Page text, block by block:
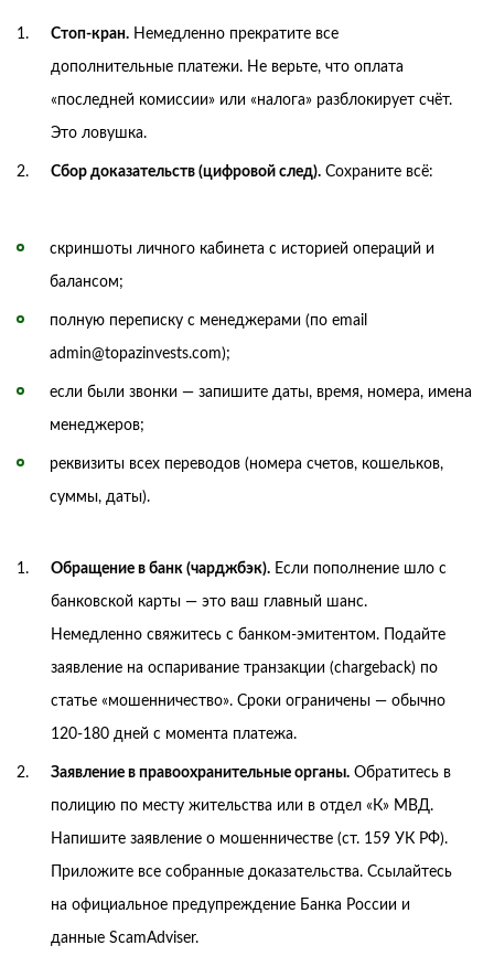
Стоп-кран. Немедленно прекратите все
дополнительные платежи. Не верьте, что оплата
«последней комиссии» или «налога» разблокирует счёт.
Это ловушка.
Сбор доказательств (цифровой след). Сохраните всё:
скриншоты личного кабинета с историей операций и
балансом;
полную переписку с менеджерами (по email
admin@topazinvests.com);
если были звонки — запишите даты, время, номера, имена
менеджеров;
реквизиты всех переводов (номера счетов, кошельков,
суммы, даты).
Обращение в банк (чарджбэк). Если пополнение шло с
банковской карты — это ваш главный шанс.
Немедленно свяжитесь с банком-эмитентом. Подайте
заявление на оспаривание транзакции (chargeback) по
статье «мошенничество». Сроки ограничены — обычно
120-180 дней с момента платежа.
Заявление в правоохранительные органы. Обратитесь в
полицию по месту жительства или в отдел «К» МВД.
Напишите заявление о мошенничестве (ст. 159 УК РФ).
Приложите все собранные доказательства. Ссылайтесь
на официальное предупреждение Банка России и
данные ScamAdviser.